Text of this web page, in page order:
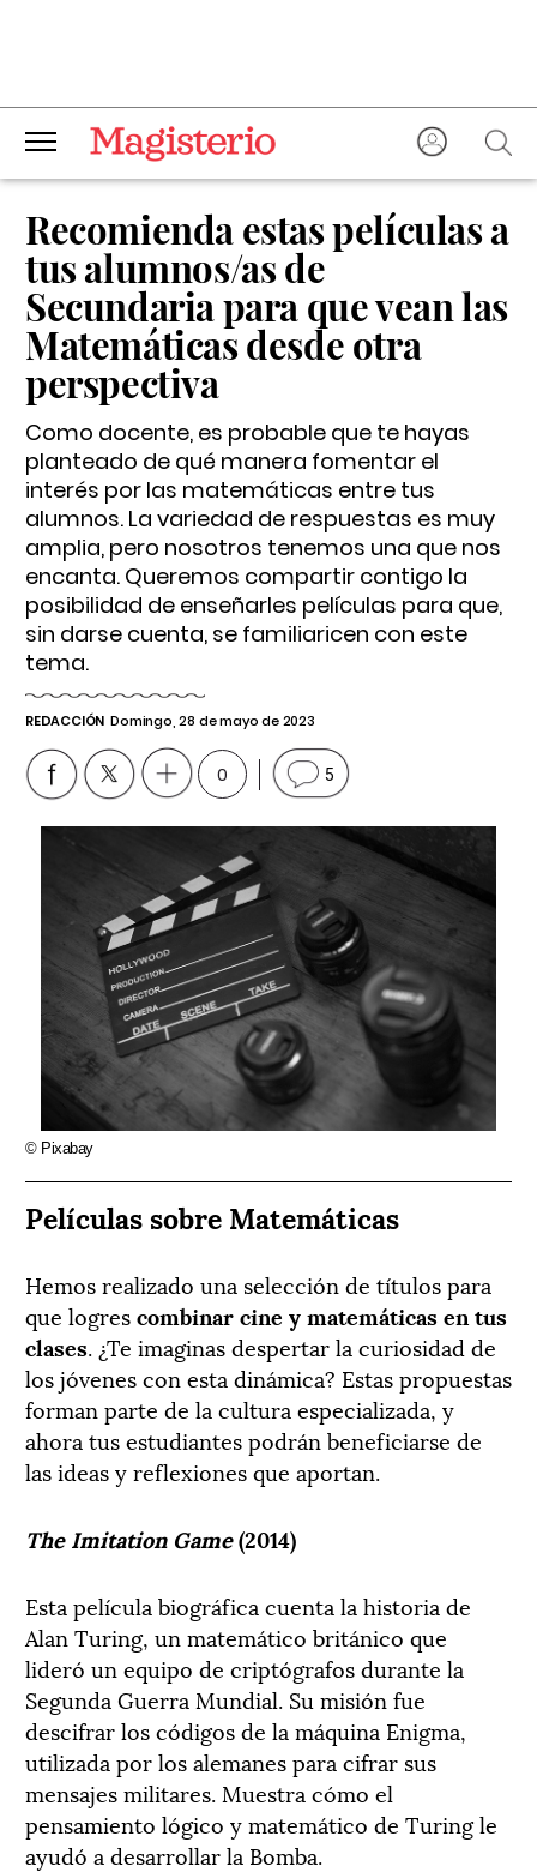
Recomienda estas películas a
tus alumnos/as de
Secundaria para que vean las
Matemáticas desde otra
perspectiva
Como docente, es probable que te hayas
planteado de qué manera fomentar el
interés por las matemáticas entre tus
alumnos. La variedad de respuestas es muy
amplia, pero nosotros tenemos una que nos
encanta. Queremos compartir contigo la
posibilidad de enseñarles películas para que,
sin darse cuenta, se familiaricen con este
tema.
REDACCIÓN Domingo, 28 de mayo de 2023
0 5
© Pixabay
Películas sobre Matemáticas
Hemos realizado una selección de títulos para
que logrescombinar cine y matemáticas en tus
clases. ¿Te imaginas despertar la curiosidad de
los jóvenes con esta dinámica? Estas propuestas
forman parte de la cultura especializada, y
ahora tus estudiantes podrán beneficiarse de
las ideas y reflexiones que aportan.
The Imitation Game(2014)
Esta película biográfica cuenta la historia de
Alan Turing, un matemático británico que
lideró un equipo de criptógrafos durante la
Segunda Guerra Mundial. Su misión fue
descifrar los códigos de la máquina Enigma,
utilizada por los alemanes para cifrar sus
mensajes militares. Muestra cómo el
pensamiento lógico y matemático de Turing le
ayudó a desarrollar la Bomba.